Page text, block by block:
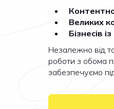
Великих
Бізнесів
Незалежно від
роботи з обома
забезпечуємо